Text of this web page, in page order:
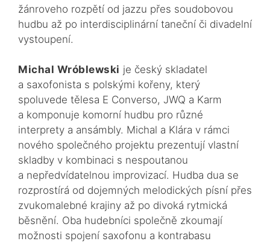
žánroveho rozpětí od jazzu přes soudobovou
hudbu až po interdisciplinární taneční či divadelní
vystoupení.
Michal Wróblewski je český skladatel
a saxofonista s polskými kořeny, který
spoluvede tělesa E Converso, JWQ a Karm
a komponuje komorní hudbu pro různé
interprety a ansámbly. Michal a Klára v rámci
nového společného projektu prezentují vlastní
skladby v kombinaci s nespoutanou
a nepředvídatelnou improvizací. Hudba dua se
rozprostírá od dojemných melodických písní přes
zvukomalebné krajiny až po divoká rytmická
běsnění. Oba hudebníci společně zkoumají
možnosti spojení saxofonu a kontrabasu